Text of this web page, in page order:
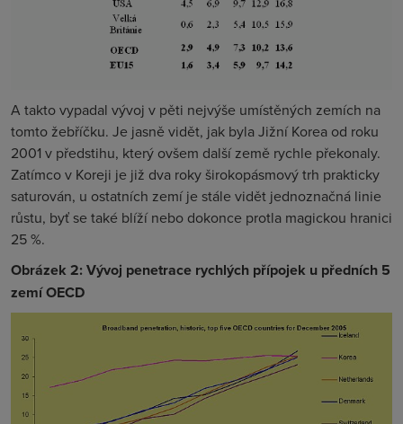
A takto vypadal vývoj v pěti nejvýše umístěných zemích na
tomto žebříčku. Je jasně vidět, jak byla Jižní Korea od roku
2001 v předstihu, který ovšem další země rychle překonaly.
Zatímco v Koreji je již dva roky širokopásmový trh prakticky
saturován, u ostatních zemí je stále vidět jednoznačná linie
růstu, byť se také blíží nebo dokonce protla magickou hranici
25 %.
Obrázek 2: Vývoj penetrace rychlých přípojek u předních 5
zemí OECD